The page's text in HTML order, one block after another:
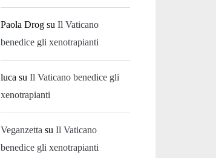
Paola Drog suIl Vaticano
benedice gli xenotrapianti
luca suIl Vaticano benedice gli
xenotrapianti
Veganzetta suIl Vaticano
benedice gli xenotrapianti